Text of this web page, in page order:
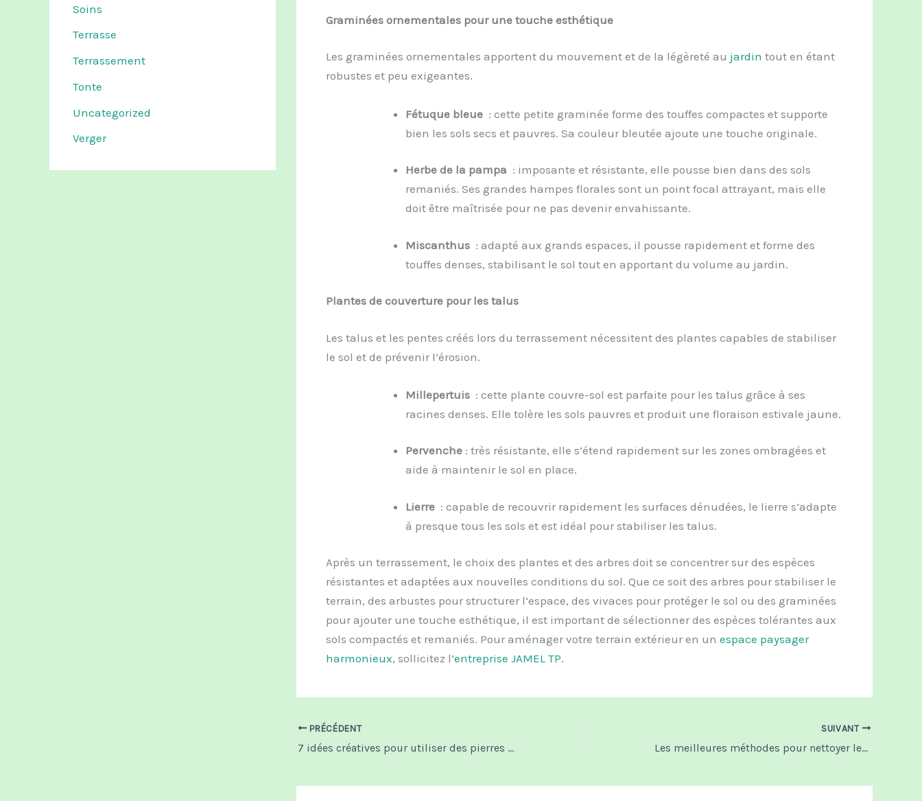
Soins
Terrasse
Terrassement
Tonte
Uncategorized
Verger
Graminées ornementales pour une touche esthétique
Les graminées ornementales apportent du mouvement et de la légèreté au jardin tout en étant
robustes et peu exigeantes.
Fétuque bleue : cette petite graminée forme des touffes compactes et supporte
bien les sols secs et pauvres. Sa couleur bleutée ajoute une touche originale.
Herbe de la pampa : imposante et résistante, elle pousse bien dans des sols
remaniés. Ses grandes hampes florales sont un point focal attrayant, mais elle
doit être maîtrisée pour ne pas devenir envahissante.
Miscanthus : adapté aux grands espaces, il pousse rapidement et forme des
touffes denses, stabilisant le sol tout en apportant du volume au jardin.
Plantes de couverture pour les talus
Les talus et les pentes créés lors du terrassement nécessitent des plantes capables de stabiliser
le sol et de prévenir l’érosion.
Millepertuis : cette plante couvre-sol est parfaite pour les talus grâce à ses
racines denses. Elle tolère les sols pauvres et produit une floraison estivale jaune.
Pervenche : très résistante, elle s’étend rapidement sur les zones ombragées et
aide à maintenir le sol en place.
Lierre : capable de recouvrir rapidement les surfaces dénudées, le lierre s’adapte
à presque tous les sols et est idéal pour stabiliser les talus.
Après un terrassement, le choix des plantes et des arbres doit se concentrer sur des espèces
résistantes et adaptées aux nouvelles conditions du sol. Que ce soit des arbres pour stabiliser le
terrain, des arbustes pour structurer l’espace, des vivaces pour protéger le sol ou des graminées
pour ajouter une touche esthétique, il est important de sélectionner des espèces tolérantes aux
sols compactés et remaniés. Pour aménager votre terrain extérieur en un espace paysager
harmonieux, sollicitez l’entreprise JAMEL TP.
PRÉCÉDENT
7 idées créatives pour utiliser des pierres de jardin
SUIVANT
Les meilleures méthodes pour nettoyer les façades en pierre